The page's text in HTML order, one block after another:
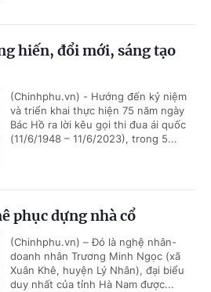
hiến, đổi mới, sáng tạo
(Chinhphu.vn) - Hướng đến kỷ niệm
và triển khai thực hiện 75 năm ngày
Bác Hồ ra lời kêu gọi thi đua ái quốc
(11/6/1948 – 11/6/2023), trong 5...
phục dựng nhà cổ
(Chinhphu.vn) – Đó là nghệ nhân-
doanh nhân Trương Minh Ngọc (xã
Xuân Khê, huyện Lý Nhân), đại biểu
duy nhất của tỉnh Hà Nam được...